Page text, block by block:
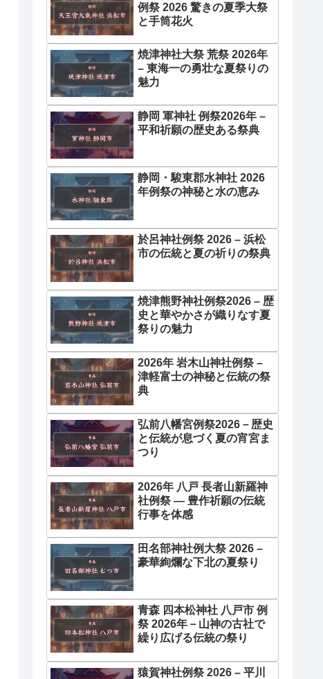
例祭 2026 驚きの夏季大祭
と手筒花火
焼津神社大祭 荒祭 2026年
– 東海一の勇壮な夏祭りの
魅力
静岡 軍神社 例祭2026年 –
平和祈願の歴史ある祭典
静岡・駿東郡水神社 2026
年例祭の神秘と水の恵み
於呂神社例祭 2026 – 浜松
市の伝統と夏の祈りの祭典
焼津熊野神社例祭2026 – 歴
史と華やかさが織りなす夏
祭りの魅力
2026年 岩木山神社例祭 –
津軽富士の神秘と伝統の祭
典
弘前八幡宮例祭2026－歴史
と伝統が息づく夏の宵宮ま
つり
2026年 八戸 長者山新羅神
社例祭 ― 豊作祈願の伝統
行事を体感
田名部神社例大祭 2026 –
豪華絢爛な下北の夏祭り
青森 四本松神社 八戸市 例
祭 2026年－山神の古社で
繰り広げる伝統の祭り
猿賀神社例祭 2026 – 平川